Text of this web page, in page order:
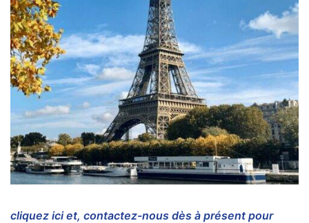
cliquez ici et, contactez-nous dès à présent pour